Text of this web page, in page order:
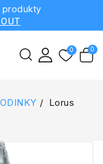
produkty
Lorus